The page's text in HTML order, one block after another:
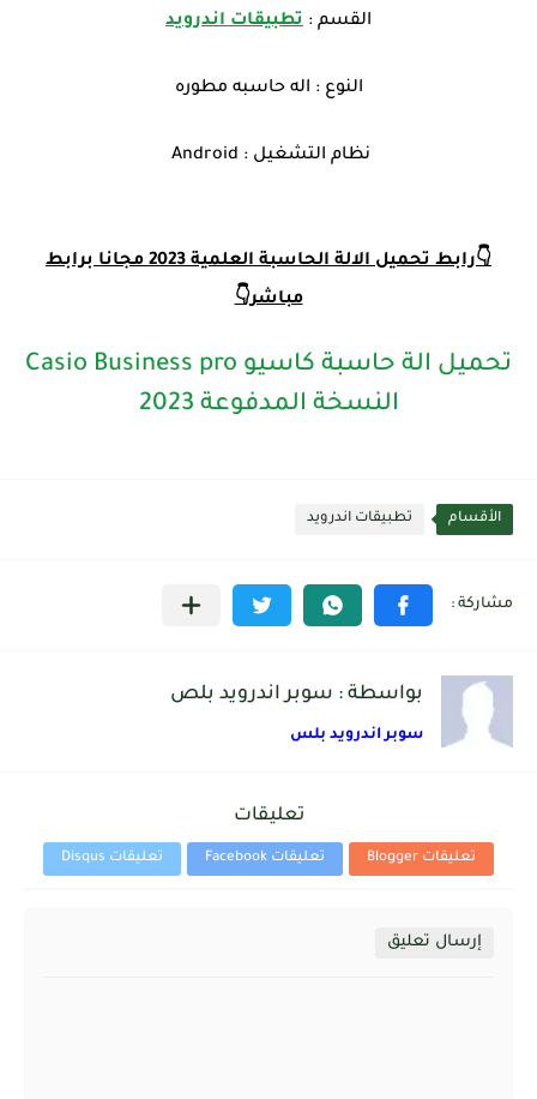
القسم : تطبيقات اندرويد
النوع : اله حاسبه مطوره
نظام التشغيل : Android
👇رابط تحميل الالة الحاسبة العلمية 2023 مجانا برابط
مباشر👇
تحميل الة حاسبة كاسيو Casio Business pro
النسخة المدفوعة 2023
الأقسام تطبيقات اندرويد
بواسطة : سوبر اندرويد بلص
سوبر اندرويد بلس
تعليقات
تعليقات Blogger تعليقات Facebook تعليقات Disqus
إرسال تعليق